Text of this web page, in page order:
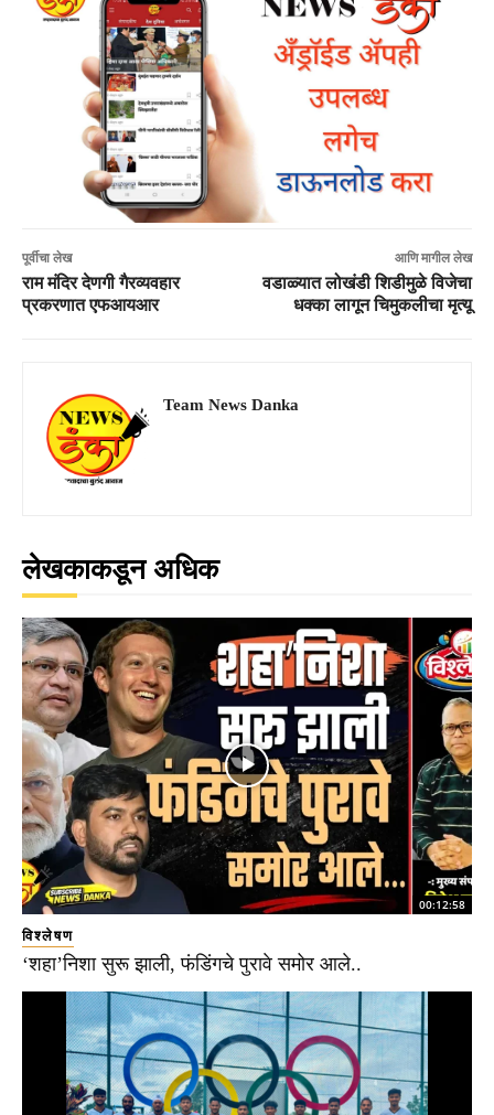
पूर्वीचा लेख
राम मंदिर देणगी गैरव्यवहार
प्रकरणात एफआयआर
आणि मागील लेख
वडाळ्यात लोखंडी शिडीमुळे विजेचा
धक्का लागून चिमुकलीचा मृत्यू
Team News Danka
लेखकाकडून अधिक
00:12:58
विश्लेषण
‘शहा’निशा सुरू झाली, फंडिंगचे पुरावे समोर आले..